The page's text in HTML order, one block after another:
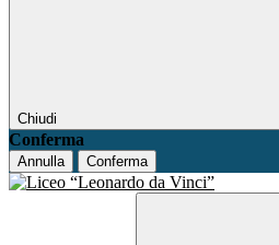
Chiudi
Conferma
Annulla Conferma